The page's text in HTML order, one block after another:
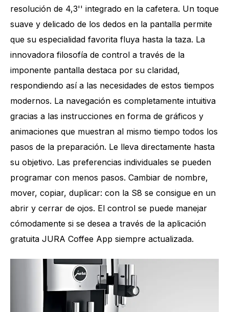
resolución de 4,3'' integrado en la cafetera. Un toque
suave y delicado de los dedos en la pantalla permite
que su especialidad favorita fluya hasta la taza. La
innovadora filosofía de control a través de la
imponente pantalla destaca por su claridad,
respondiendo así a las necesidades de estos tiempos
modernos. La navegación es completamente intuitiva
gracias a las instrucciones en forma de gráficos y
animaciones que muestran al mismo tiempo todos los
pasos de la preparación. Le lleva directamente hasta
su objetivo. Las preferencias individuales se pueden
programar con menos pasos. Cambiar de nombre,
mover, copiar, duplicar: con la S8 se consigue en un
abrir y cerrar de ojos. El control se puede manejar
cómodamente si se desea a través de la aplicación
gratuita JURA Coffee App siempre actualizada.